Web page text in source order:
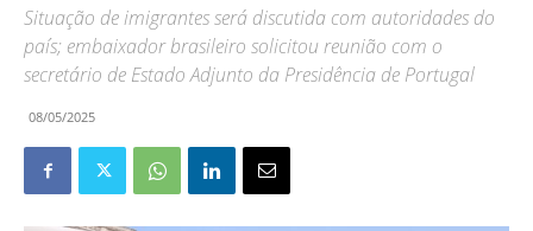
Situação de imigrantes será discutida com autoridades do
país; embaixador brasileiro solicitou reunião com o
secretário de Estado Adjunto da Presidência de Portugal
08/05/2025